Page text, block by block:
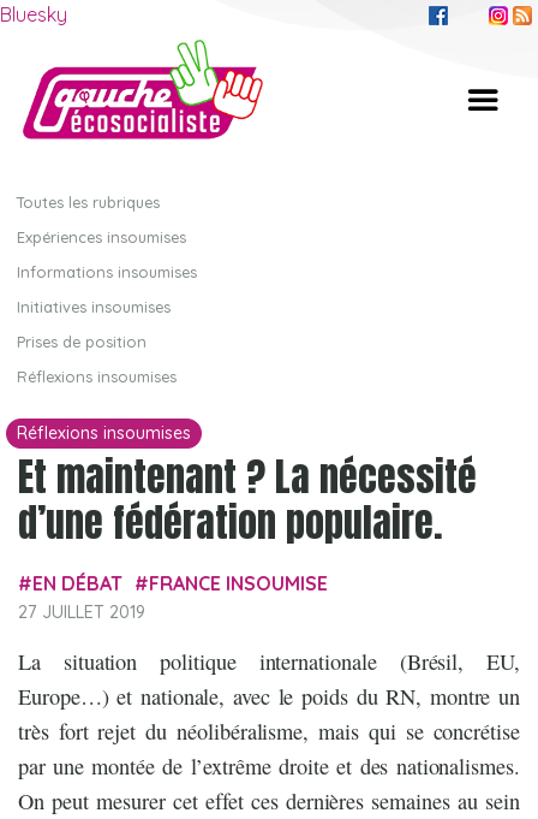
Bluesky
Toutes les rubriques
Expériences insoumises
Informations insoumises
Initiatives insoumises
Prises de position
Réflexions insoumises
Réflexions insoumises
Et maintenant ? La nécessité
d’une fédération populaire.
EN DÉBAT FRANCE INSOUMISE
27 JUILLET 2019
La situation politique internationale (Brésil, EU,
Europe…) et nationale, avec le poids du RN, montre un
très fort rejet du néolibéralisme, mais qui se concrétise
par une montée de l’extrême droite et des nationalismes.
On peut mesurer cet effet ces dernières semaines au sein